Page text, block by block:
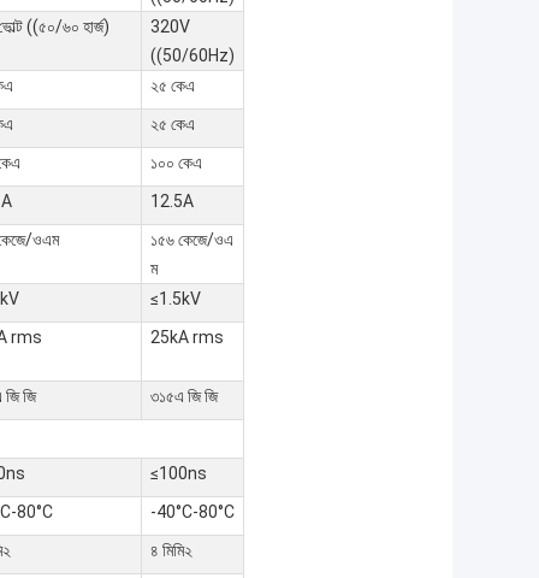
((৫০/৬০ হার্জ)
320V
((50/60Hz)
২৫ কেএ
২৫ কেএ
১০০ কেএ
12.5A
ওএম
১৫৬ কেজে/ওএ
ম
≤1.5kV
rms
25kA rms
জি ৩১৫এ জি জি
≤100ns
80°C
-40°C-80°C
৪ মিমি২